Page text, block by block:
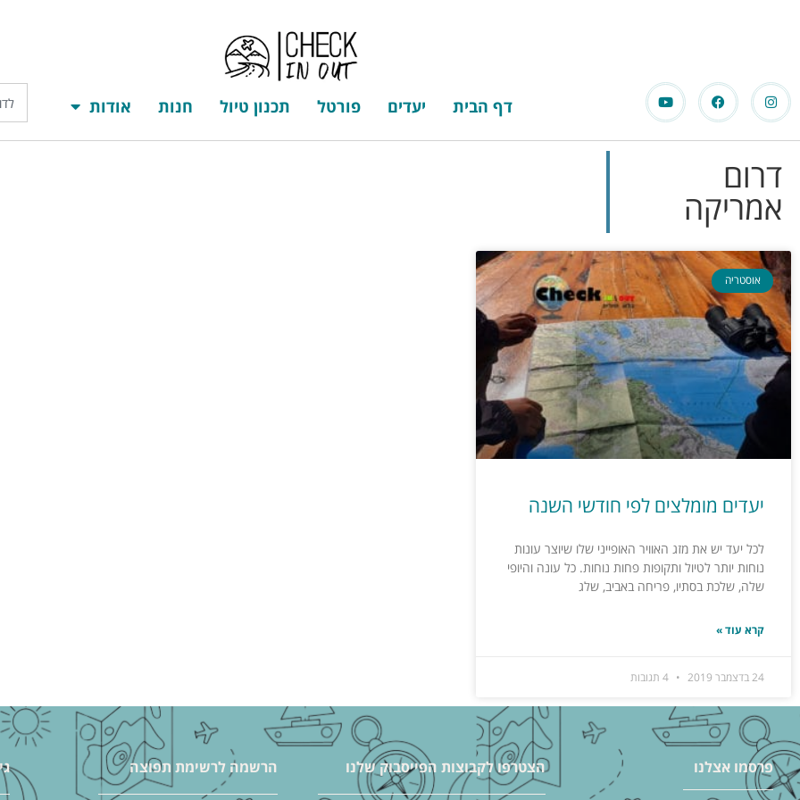
דף הבית יעדים פורטל תכנון טיול חנות אודות
דרום
אמריקה
אוסטריה
יעדים מומלצים לפי חודשי השנה
לכל יעד יש את מזג האוויר האופייני שלו שיוצר עונות
נוחות יותר לטיול ותקופות פחות נוחות. כל עונה והיופי
שלה, שלכת בסתיו, פריחה באביב, שלג
קרא עוד »
24 בדצמבר 2019
פרסמו אצלנו הצטרפו לקבוצות הפייסבוק שלנו הרשמה לרשימת תפוצה